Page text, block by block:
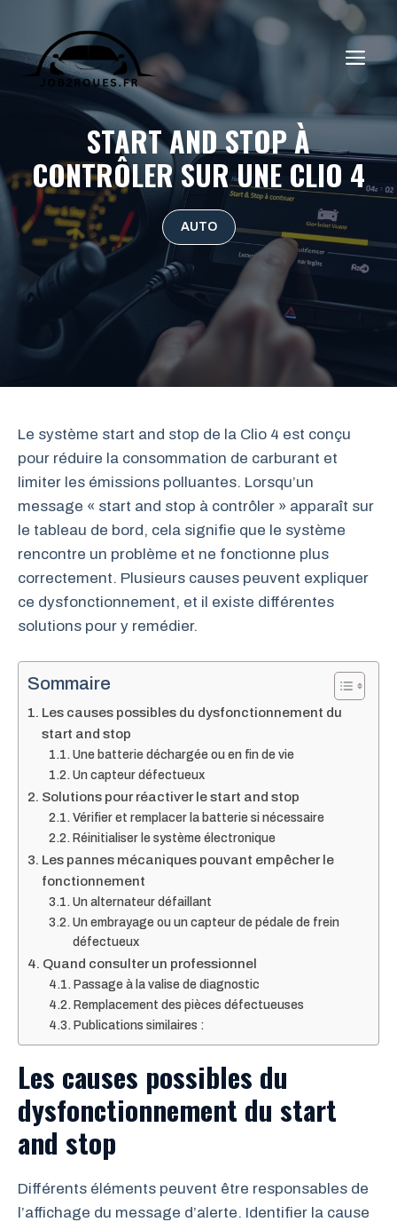
contenu
START AND STOP À
CONTRÔLER SUR UNE CLIO 4
AUTO
Le système start and stop de la Clio 4 est conçu
pour réduire la consommation de carburant et
limiter les émissions polluantes. Lorsqu’un
message « start and stop à contrôler » apparaît sur
le tableau de bord, cela signifie que le système
rencontre un problème et ne fonctionne plus
correctement. Plusieurs causes peuvent expliquer
ce dysfonctionnement, et il existe différentes
solutions pour y remédier.
Sommaire
Les causes possibles du dysfonctionnement du
start and stop
Une batterie déchargée ou en fin de vie
Un capteur défectueux
Solutions pour réactiver le start and stop
Vérifier et remplacer la batterie si nécessaire
Réinitialiser le système électronique
Les pannes mécaniques pouvant empêcher le
fonctionnement
Un alternateur défaillant
Un embrayage ou un capteur de pédale de frein
défectueux
Quand consulter un professionnel
Passage à la valise de diagnostic
Remplacement des pièces défectueuses
Publications similaires :
Les causes possibles du
dysfonctionnement du start
and stop
Différents éléments peuvent être responsables de
l’affichage du message d’alerte. Identifier la cause